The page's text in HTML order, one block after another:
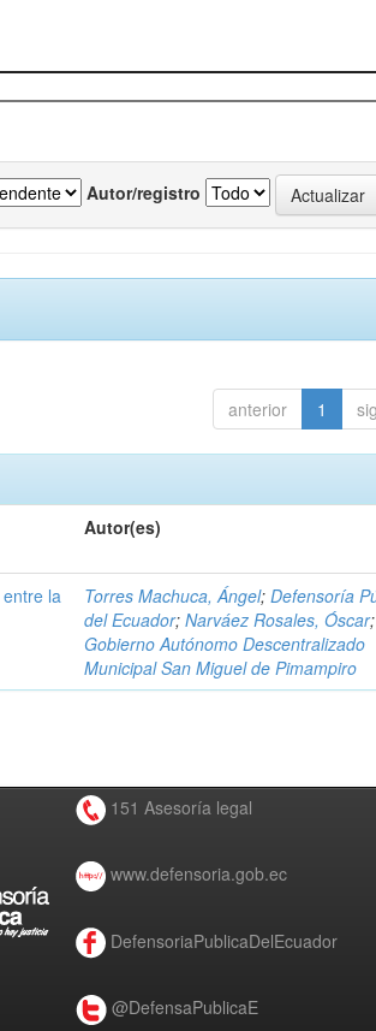
Autor/registro
anterior 1
Autor(es)
la
Torres Machuca, Ángel;Defensoría
del Ecuador;Narváez Rosales, Óscar;
Gobierno Autónomo Descentralizado
Municipal San Miguel de Pimampiro
151 Asesoría legal
www.defensoria.gob.ec
DefensoriaPublicaDelEcuador
@DefensaPublicaE